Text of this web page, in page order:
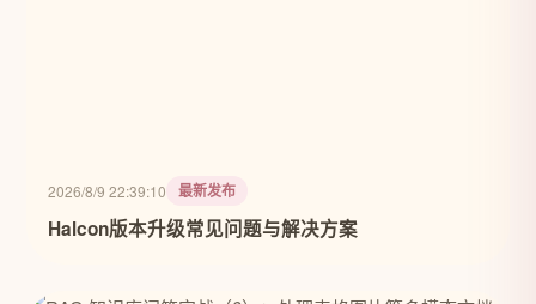
2026/8/9 22:39:10 最新发布
Halcon版本升级常见问题与解决方案